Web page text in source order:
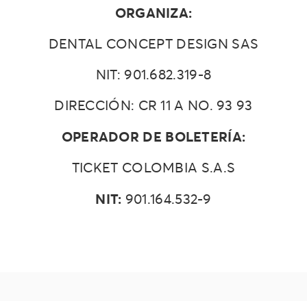
ORGANIZA:
DENTAL CONCEPT DESIGN SAS
NIT: 901.682.319-8
DIRECCIÓN: CR 11 A NO. 93 93
OPERADOR DE BOLETERÍA:
TICKET COLOMBIA S.A.S
NIT: 901.164.532-9